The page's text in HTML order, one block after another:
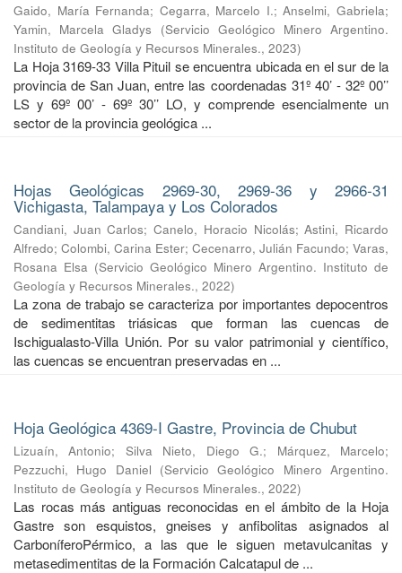
Gaido, María Fernanda; Cegarra, Marcelo I.;Anselmi, Gabriela;
Yamin, Marcela Gladys
(Servicio Geológico Minero Argentino.
Instituto de Geología y Recursos Minerales., 2023)
La Hoja 3169-33 Villa Pituil se encuentra ubicada en el sur de la
provincia de San Juan, entre las coordenadas 31º 40’ - 32º 00’’
LS y 69º 00’ - 69º 30’’ LO, y comprende esencialmente un
sector de la provincia geológica ...
Hojas Geológicas 2969-30, 2969-36 y 2966-31
Vichigasta, Talampaya y Los Colorados
Candiani, Juan Carlos;Canelo, Horacio Nicolás;Astini, Ricardo
Alfredo; Colombi, Carina Ester; Cecenarro, Julián Facundo; Varas,
Rosana Elsa (Servicio Geológico Minero Argentino. Instituto de
Geología y Recursos Minerales., 2022)
La zona de trabajo se caracteriza por importantes depocentros
de sedimentitas triásicas que forman las cuencas de
Ischigualasto-Villa Unión. Por su valor patrimonial y cientíﬁco,
las cuencas se encuentran preservadas en ...
Hoja Geológica 4369-I Gastre, Provincia de Chubut
Lizuaín, Antonio; Silva Nieto, Diego G.; Márquez, Marcelo;
Pezzuchi, Hugo Daniel (Servicio Geológico Minero Argentino.
Instituto de Geología y Recursos Minerales., 2022)
Las rocas más antiguas reconocidas en el ámbito de la Hoja
Gastre son esquistos, gneises y anfibolitas asignados al
CarboníferoPérmico, a las que le siguen metavulcanitas y
metasedimentitas de la Formación Calcatapul de ...